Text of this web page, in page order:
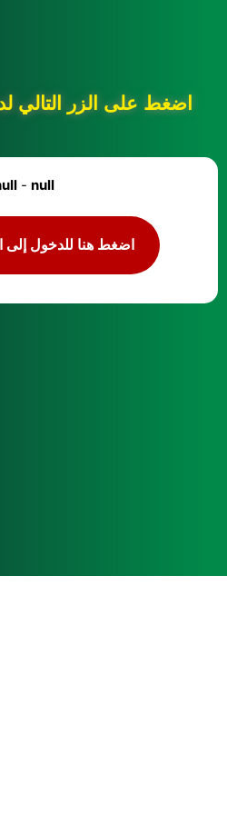
اضغط على الزر التالي
- null
اضغط هنا للدخول إلى